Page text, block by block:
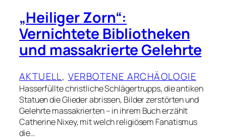
„Heiliger Zorn“:
Vernichtete Bibliotheken
und massakrierte Gelehrte
AKTUELL, VERBOTENE ARCHÄOLOGIE
Hasserfüllte christliche Schlägertrupps, die antiken
Statuen die Glieder abrissen, Bilder zerstörten und
Gelehrte massakrierten – in ihrem Buch erzählt
Catherine Nixey, mit welch religiösem Fanatismus
die…